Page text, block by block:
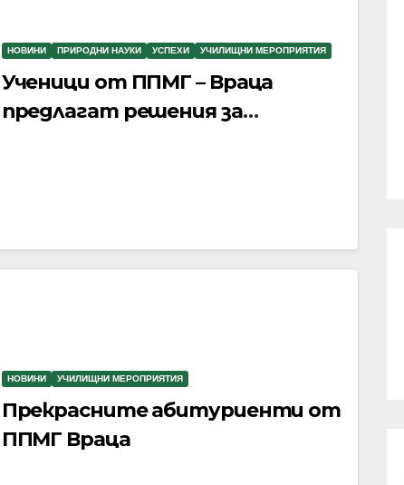
НОВИНИ ПРИРОДНИ НАУКИ УСПЕХИ УЧИЛИЩНИ МЕРОПРИЯТИЯ
Ученици от ППМГ – Враца
предлагат решения за
на ядрените технологии
НОВИНИ УЧИЛИЩНИ МЕРОПРИЯТИЯ
Прекрасните абитуриенти от
ППМГ Враца